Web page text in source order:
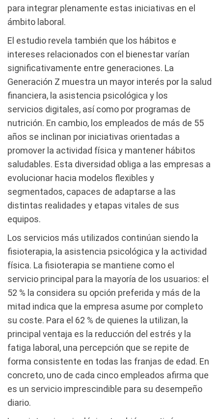
para integrar plenamente estas iniciativas en el
ámbito laboral.
El estudio revela también que los hábitos e
intereses relacionados con el bienestar varían
significativamente entre generaciones. La
Generación Z muestra un mayor interés por la salud
financiera, la asistencia psicológica y los
servicios digitales, así como por programas de
nutrición. En cambio, los empleados de más de 55
años se inclinan por iniciativas orientadas a
promover la actividad física y mantener hábitos
saludables. Esta diversidad obliga a las empresas a
evolucionar hacia modelos flexibles y
segmentados, capaces de adaptarse a las
distintas realidades y etapas vitales de sus
equipos.
Los servicios más utilizados continúan siendo la
fisioterapia, la asistencia psicológica y la actividad
física. La fisioterapia se mantiene como el
servicio principal para la mayoría de los usuarios: el
52 % la considera su opción preferida y más de la
mitad indica que la empresa asume por completo
su coste. Para el 62 % de quienes la utilizan, la
principal ventaja es la reducción del estrés y la
fatiga laboral, una percepción que se repite de
forma consistente en todas las franjas de edad. En
concreto, uno de cada cinco empleados afirma que
es un servicio imprescindible para su desempeño
diario.